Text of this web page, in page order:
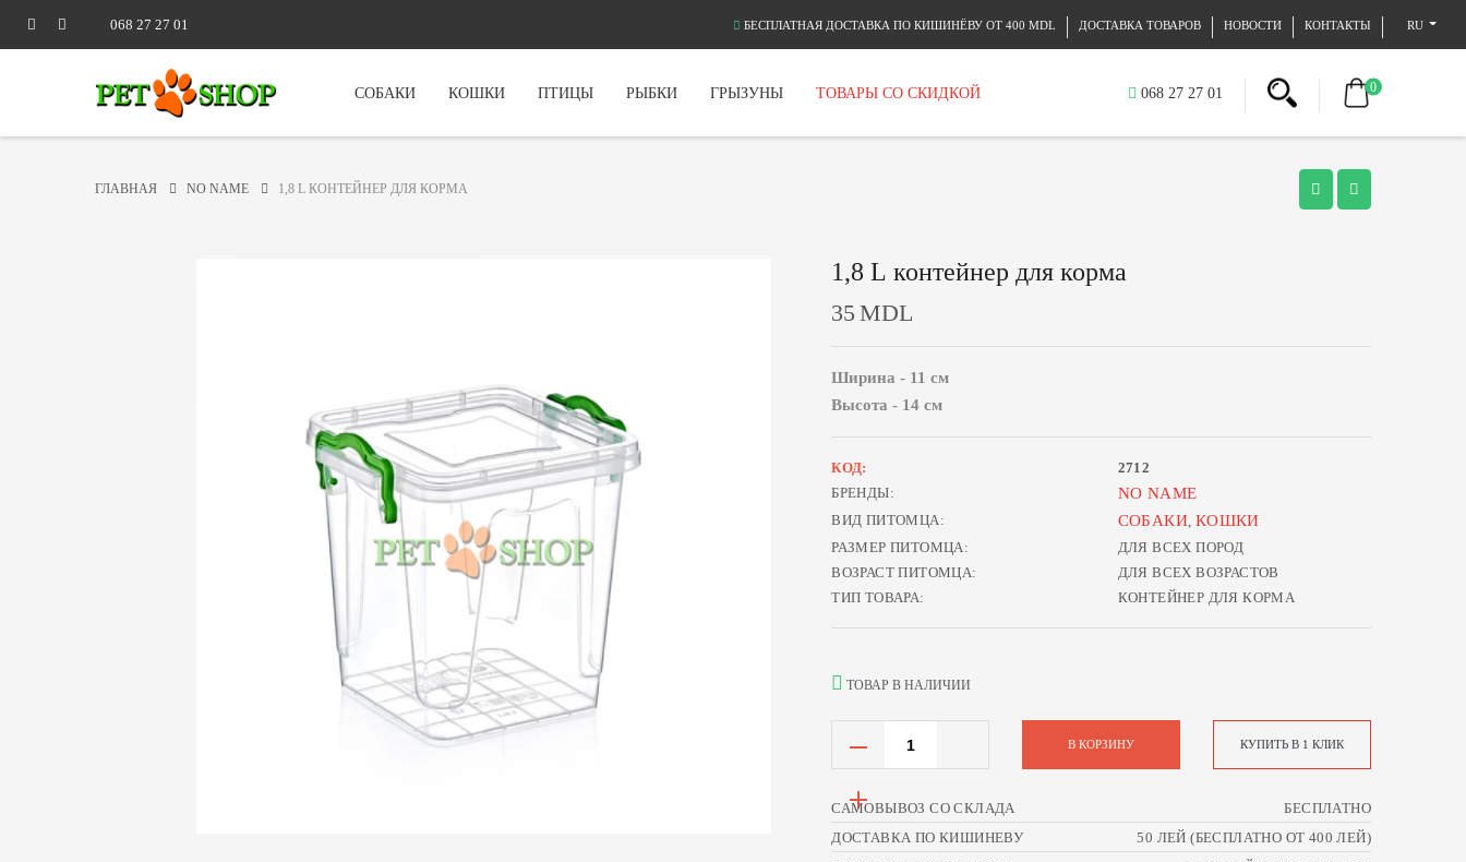
068 27 27 01 БЕСПЛАТНАЯ ДОСТАВКА ПО КИШИНЁВУ ОТ 400 MDL ДОСТАВКА ТОВАРОВ НОВОСТИ КОНТАКТЫ RU
СОБАКИ КОШКИ ПТИЦЫ РЫБКИ ГРЫЗУНЫ ТОВАРЫ СО СКИДКОЙ 068 27 27 01 0
ГЛАВНАЯ NO NAME 1,8 L КОНТЕЙНЕР ДЛЯ КОРМА
1,8 L контейнер для корма
35 MDL
Ширина - 11 см
Высота - 14 см
КОД:
2712
БРЕНДЫ:
NO NAME
ВИД ПИТОМЦА: СОБАКИ, КОШКИ
РАЗМЕР ПИТОМЦА:
ДЛЯ ВСЕХ ПОРОД
ВОЗРАСТ ПИТОМЦА:
ДЛЯ ВСЕХ ВОЗРАСТОВ
ТИП ТОВАРА:
КОНТЕЙНЕР ДЛЯ КОРМА
ТОВАР В НАЛИЧИИ
В КОРЗИНУ КУПИТЬ В 1 КЛИК
САМОВЫВОЗ СО СКЛАДА
БЕСПЛАТНО
ДОСТАВКА ПО КИШИНЕВУ
50 ЛЕЙ (БЕСПЛАТНО ОТ 400 ЛЕЙ)